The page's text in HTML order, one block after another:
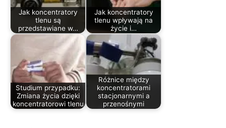
Jak koncentratory
tlenu są
przedstawiane w…
Jak koncentratory
tlenu wpływają na
życie i…
Studium przypadku:
Zmiana życia dzięki
koncentratorowi tlenu
Różnice między
koncentratorami
stacjonarnymi a
przenośnymi